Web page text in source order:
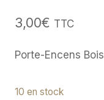
3,00€ TTC
Porte-Encens Bois
10 en stock